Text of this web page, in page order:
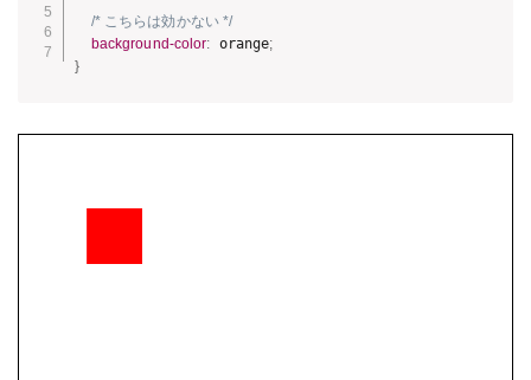
/* こちらは効かない */
background-color: orange;
}